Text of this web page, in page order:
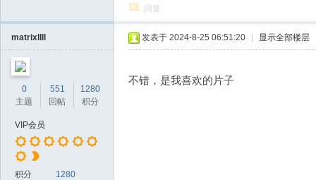
回复
matrixllll
0
主题
551
回帖
1280
积分
VIP会员
积分 1280
发表于 2024-8-25 06:51:20 显示全部楼层
不错，是我喜欢的片子